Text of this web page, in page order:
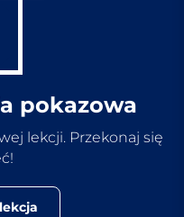
pokazowa
lekcji. Przekonaj się